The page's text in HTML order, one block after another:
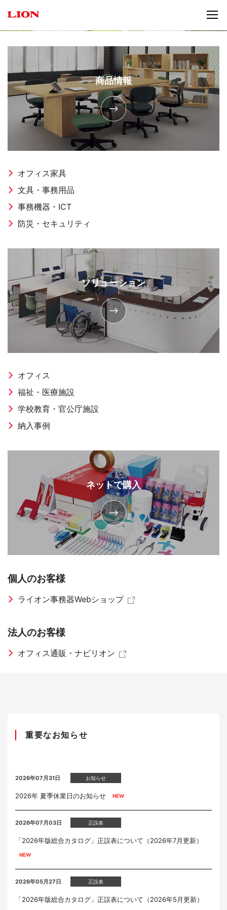
オフィス家具
文具・事務用品
事務機器・ICT
防災・セキュリティ
商品情報
オフィス
福祉・医療施設
学校教育・官公庁施設
納入事例
ソリューション
個人のお客様
ライオン事務器Webショップ
法人のお客様
オフィス通販・ナビリオン
ネットで購入
重要なお知らせ
2026年07月31日 お知らせ
2026年 夏季休業日のお知らせ
2026年07月03日 正誤表
「2026年版総合カタログ」正誤表について（2026年7月更新）
2026年05月27日 正誤表
「2026年版総合カタログ」正誤表について（2026年5月更新）